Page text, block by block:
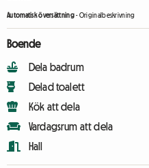
Automatisk översättning-Originalbeskrivning
Boende
Dela badrum
Delad toalett
Kök att dela
Vardagsrum att dela
Hall